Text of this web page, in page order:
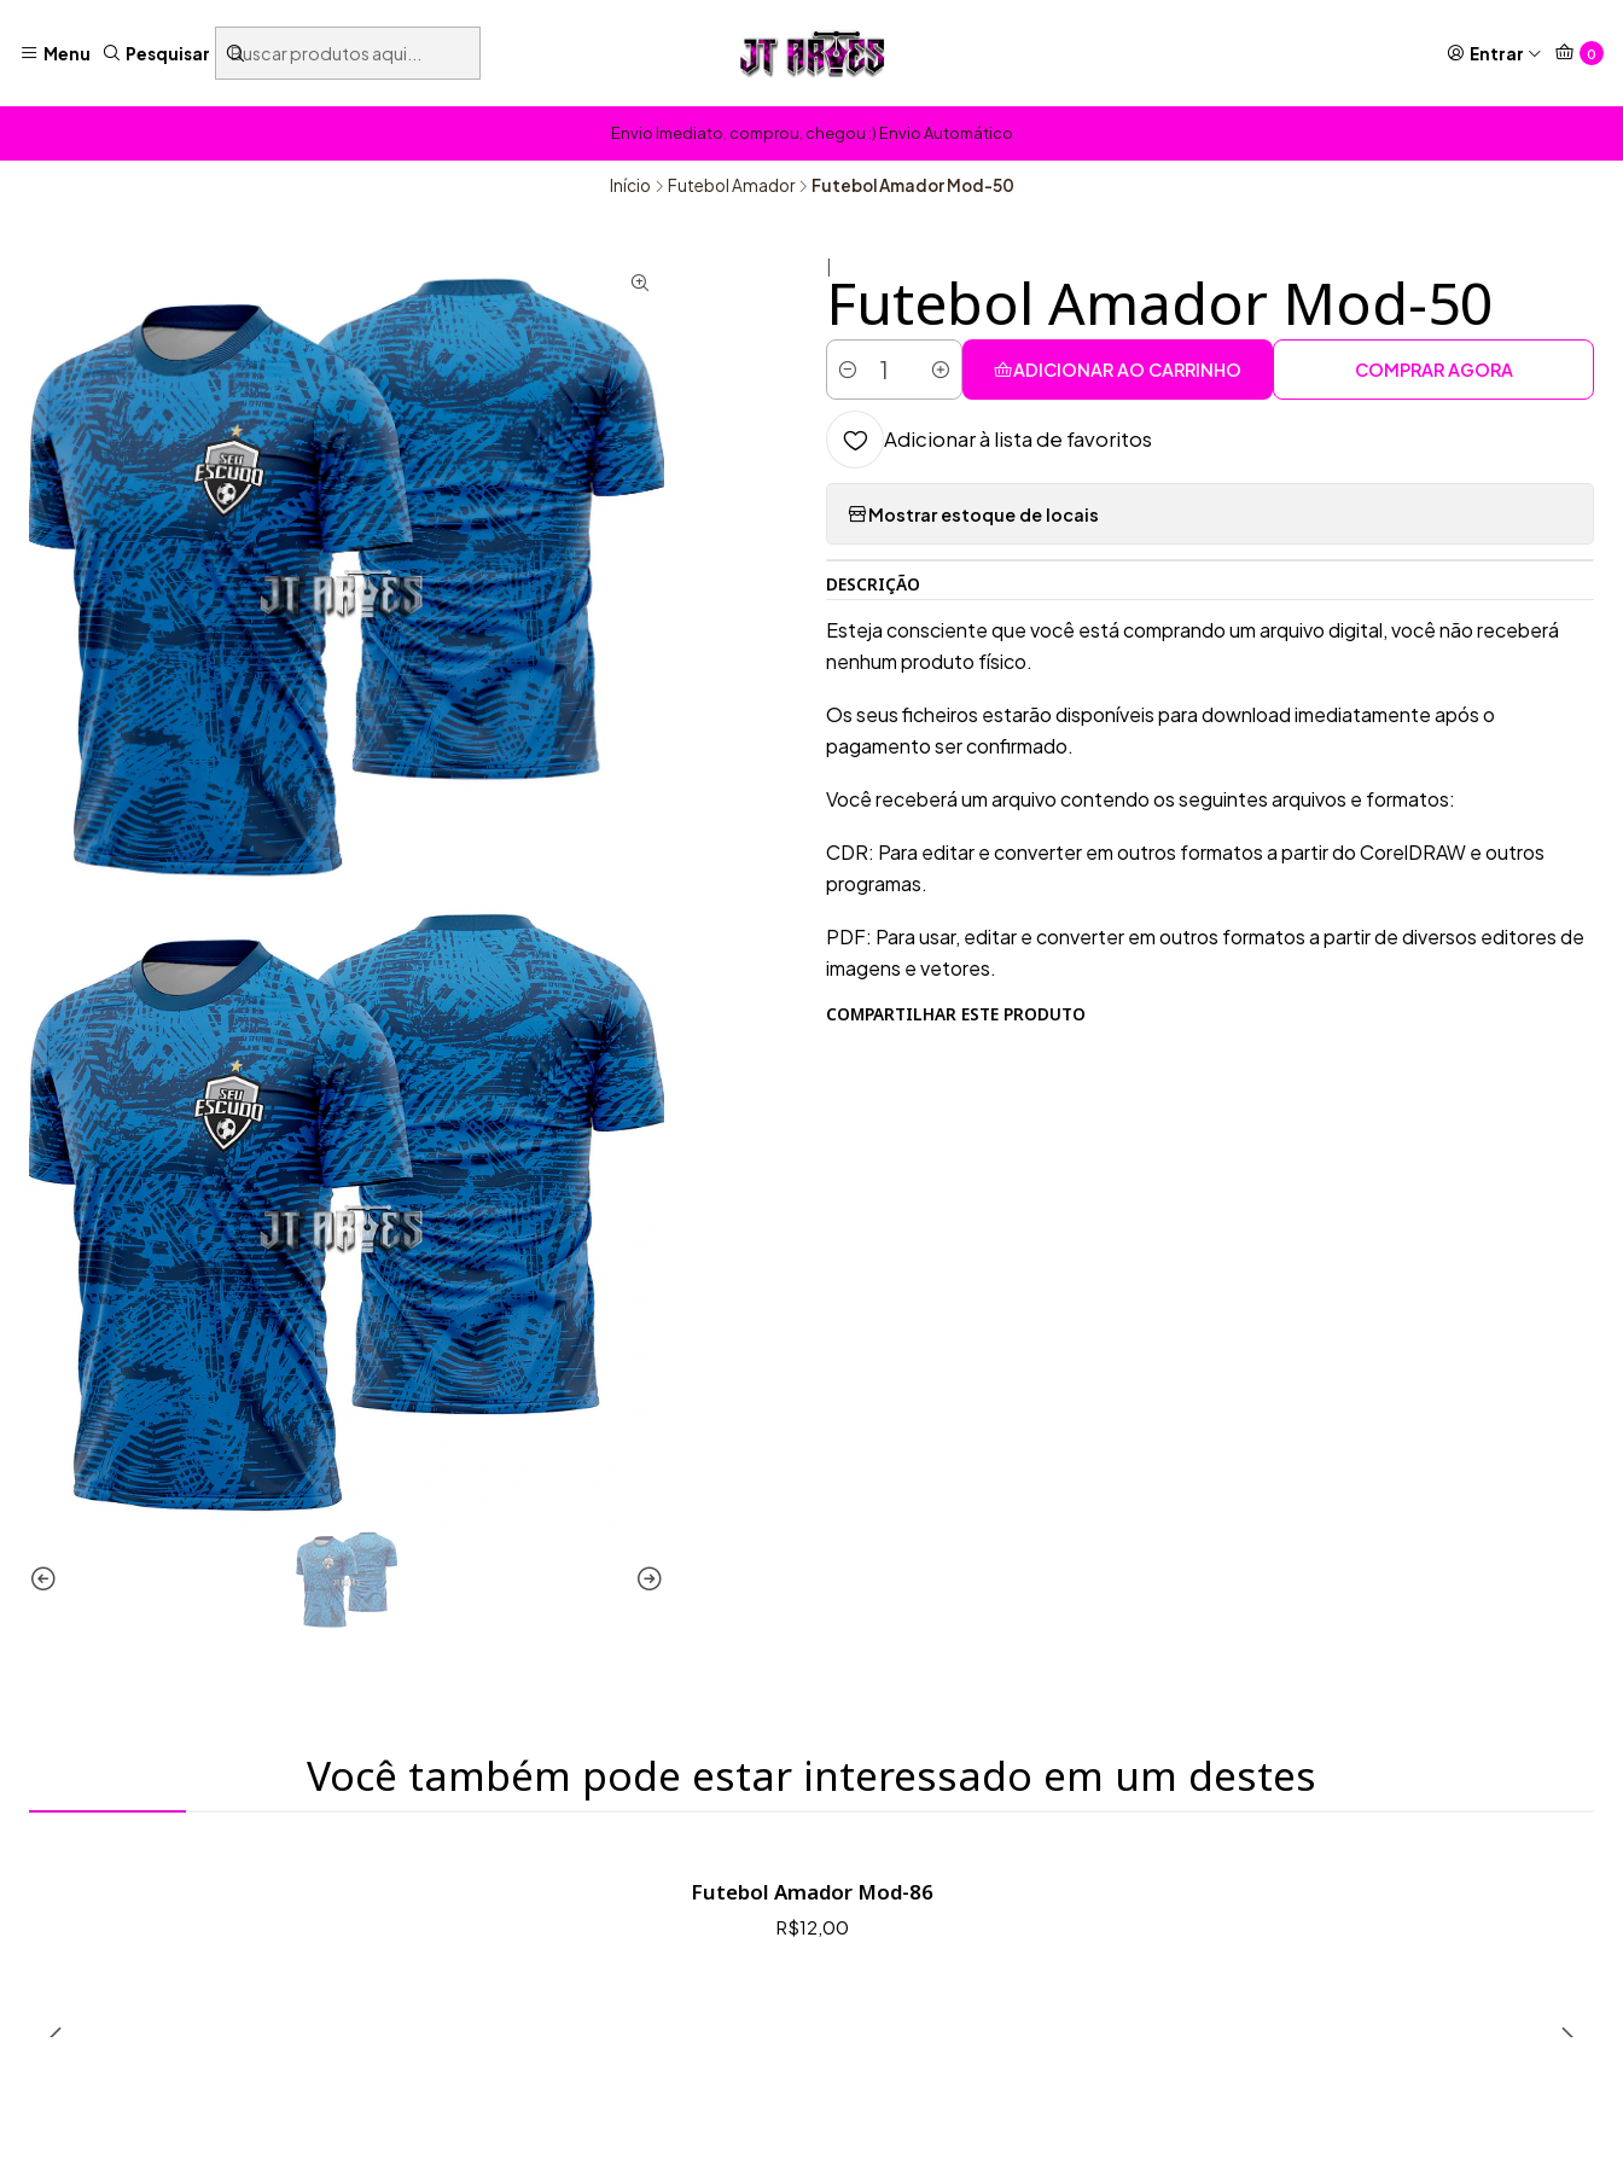
Menu Pesquisar Entrar 0
Envio Imediato, comprou, chegou :) Envio Automático
Início Futebol Amador Futebol Amador Mod-50
Futebol Amador Mod-50
Quantidade
ADICIONAR AO CARRINHO COMPRAR AGORA
Adicionar à lista de favoritos
Mostrar estoque de locais
DESCRIÇÃO
Esteja consciente que você está comprando um arquivo digital, você não receberá
nenhum produto físico.
Os seus ficheiros estarão disponíveis para download imediatamente após o
pagamento ser confirmado.
Você receberá um arquivo contendo os seguintes arquivos e formatos:
CDR: Para editar e converter em outros formatos a partir do CorelDRAW e outros
programas.
PDF: Para usar, editar e converter em outros formatos a partir de diversos editores de
imagens e vetores.
COMPARTILHAR ESTE PRODUTO
Você também pode estar interessado em um destes
Futebol Amador Mod-86
R$12,00